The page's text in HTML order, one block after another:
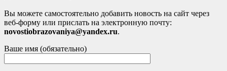
Вы можете самостоятельно добавить новость на сайт через
веб-форму или прислать на электронную почту:
novostiobrazovaniya@yandex.ru.
Ваше имя (обязательно)